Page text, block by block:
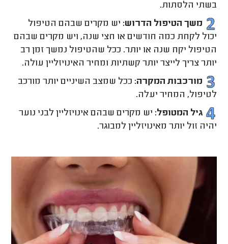
בשתי הלסתות.
משך הטיפול הדרוש: יש מקרים שבהם הטיפול
יכול לקחת כמה חודשים או חצי שנה, ויש מקרים שבהם
הטיפול יקח שנה או יותר. ככל שהטיפול נמשך זמן רב
יותר צריך לייצר יותר קשתיות ומחיר האינויזליין עולה.
מורכבות המקרה: ככל שמצב השיניים יותר מורכב
לטיפול, המחיר יעלה.
גיל המטופל: יש מקרים שבהם אינויזליין לבני נוער
יהיה זול יותר מאינויזליין למבוגר.